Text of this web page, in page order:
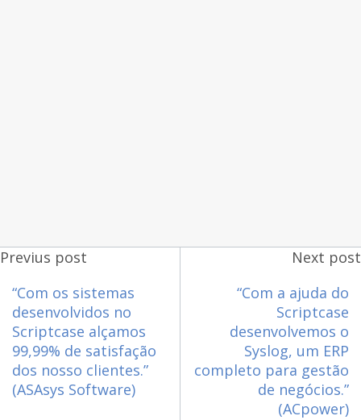
Previus post
“Com os sistemas
desenvolvidos no
Scriptcase alçamos
99,99% de satisfação
dos nosso clientes.”
(ASAsys Software)
Next post
“Com a ajuda do
Scriptcase
desenvolvemos o
Syslog, um ERP
completo para gestão
de negócios.”
(ACpower)